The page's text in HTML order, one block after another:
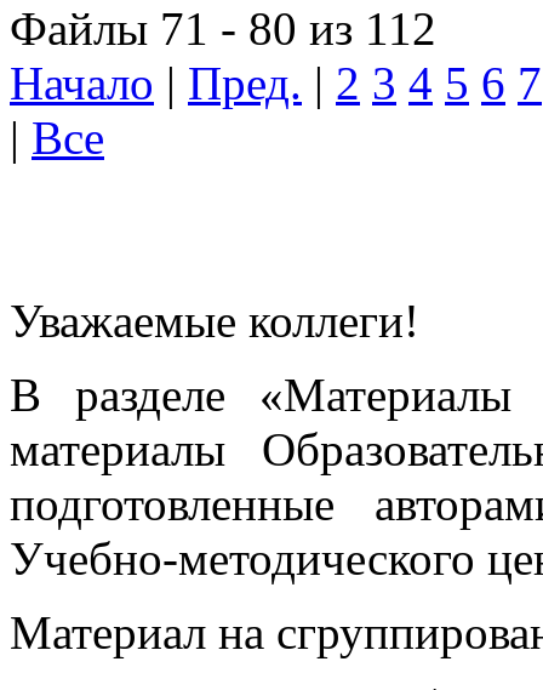
Файлы 71 - 80 из 112
Начало | Пред. | 2 3 4 5 6 7
| Все
Уважаемые коллеги!
В разделе «Материалы
материалы
подготовленные
Учебно-методического
Материал на